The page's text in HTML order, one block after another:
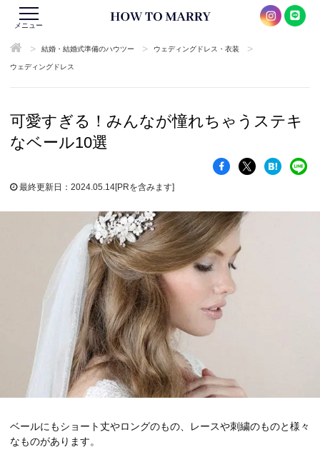
メニュー
> 結婚・結婚式準備のハウツー > ウェディングドレス・衣装 >
ウェディングドレス
可愛すぎる！みんなが憧れちゃうステキ
なベール10選
最終更新日：2024.05.14[PRを含みます]
ベールにもショート丈やロングのもの、レースや刺繍のものと様々
なものがあります。